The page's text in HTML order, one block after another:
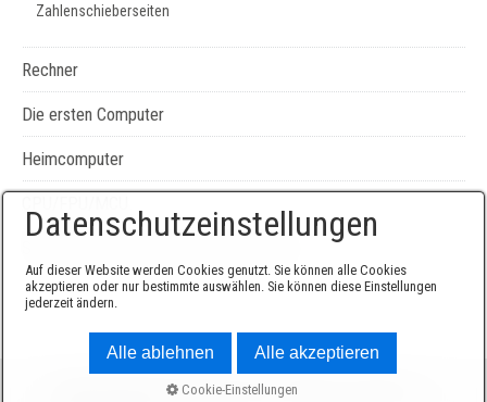
Zahlenschieberseiten
Rechner
Die ersten Computer
Heimcomputer
© 2026 Sammlung Edgar Elsen -Website erstellt mit
Datenschutzeinstellungen
Auf dieser Website werden Cookies genutzt. Sie können alle Cookies
akzeptieren oder nur bestimmte auswählen. Sie können diese Einstellungen
jederzeit ändern.
Alle ablehnen Alle akzeptieren
Cookie-Einstellungen